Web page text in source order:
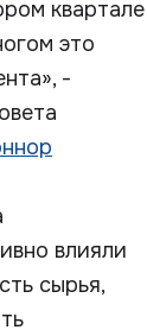
квартале
это
-
влияли
сырья,